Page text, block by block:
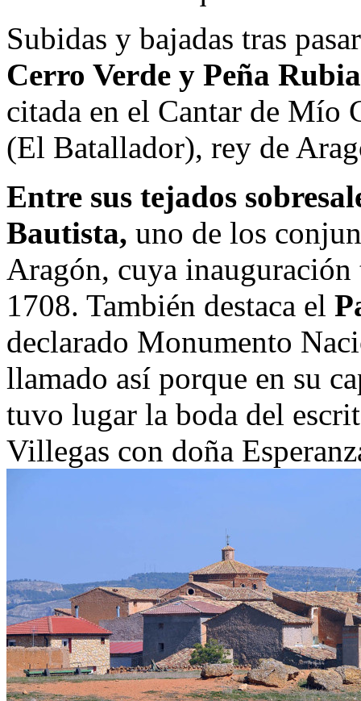
Subidas y bajadas tras
Cerro Verde y Peña
citada en el Cantar de
(El Batallador), rey de
Entre sus tejados
Bautista, uno de los
Aragón, cuya
1708. También destaca el
declarado Monumento
llamado así porque en su
tuvo lugar la boda del
Villegas con doña